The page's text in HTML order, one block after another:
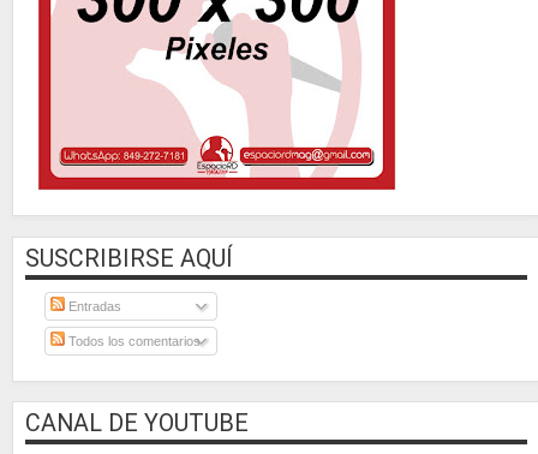
SUSCRIBIRSE AQUÍ
Entradas
Todos los comentarios
CANAL DE YOUTUBE